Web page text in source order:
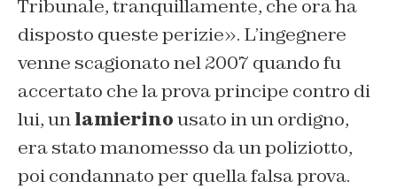
Tribunale, tranquillamente, che ora ha
disposto queste perizie». L’ingegnere
venne scagionato nel 2007 quando fu
accertato che la prova principe contro di
lui, unlamierinousato in un ordigno,
era stato manomesso da un poliziotto,
poi condannato per quella falsa prova.